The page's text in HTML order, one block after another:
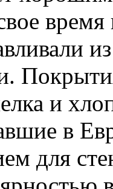
и
в
для